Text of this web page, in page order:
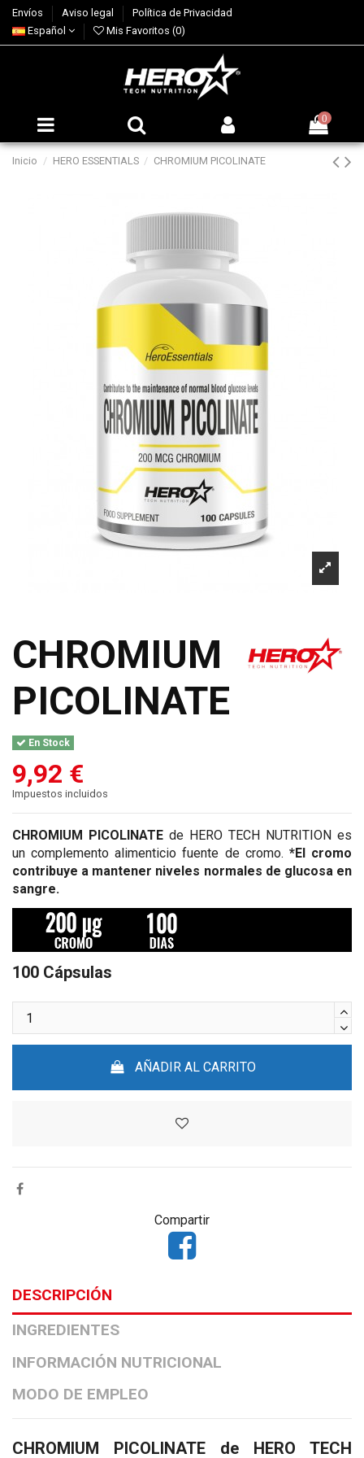
Envíos Aviso legal
Política de Privacidad
Español
Mis Favoritos (0)
0
Inicio HERO ESSENTIALS CHROMIUM PICOLINATE
CHROMIUM
PICOLINATE
En Stock
9,92 €
Impuestos incluidos
CHROMIUM PICOLINATE de HERO TECH NUTRITION es
un complemento alimenticio fuente de cromo. *El cromo
contribuye a mantener niveles normales de glucosa en
sangre.
100 Cápsulas
AÑADIR AL CARRITO
Compartir
DESCRIPCIÓN
INGREDIENTES
INFORMACIÓN NUTRICIONAL
MODO DE EMPLEO
CHROMIUM PICOLINATE de HERO TECH